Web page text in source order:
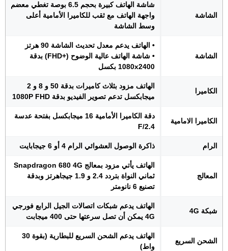
الشاشة
شاشة الهاتف كبيرة بحجم 6.5 بوصة تغطي معضم
واجهة الهاتف مع ثقب للكاميرا الأمامية أعلى
وسط الشاشة
الشاشة
• الهاتف يدعم معدل تحديث الشاشة 90 هرتز
• شاشة الهاتف عالية الوضوح (+FHD) بدقة
1080x2400 بكسل
الكاميرا
الهاتف مزود بثلاث كاميرات بدقة 50 و 8 و 2
ميجابكسل تدعم تصوير الفيديو بدقة 1080P FHD
الكاميرا الامامية
دقة الكاميرا الأمامية 16 ميجابكسل بفتحة عدسة
F/2.4
الرام ذاكرة الوصول العشوائي الرام 4 أو 6 جيجابايت
المعالج
الهاتف يأتي مزود بمعالج Snapdragon 680 4G
ثماني النواة بتردد 2.4 و 1.9 جيجاهرتز وبدقة
تصنيع 6 نانومتر
شبكة 4G
الهاتف يدعم شبكات اتصالات الجيل الرابع فورجي
4G يمكن أن تصل سرعتها حتى 400 ميجابت
الشحن السريع
الهاتف يدعم الشحن السريع للبطارية (بقوة 30
واط)